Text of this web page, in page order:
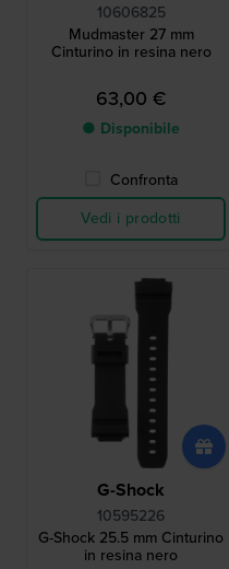
10606825
Mudmaster 27 mm
Cinturino in resina nero
63,00 €
● Disponibile
Confronta
Vedi i prodotti
G-Shock
10595226
G-Shock 25.5 mm Cinturino
in resina nero